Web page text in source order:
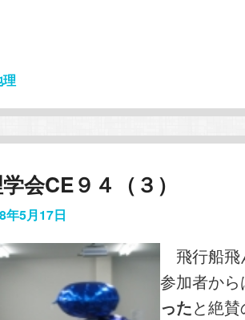
会CE９４（３）
年5月17日
飛行船
参加者から
ったと絶